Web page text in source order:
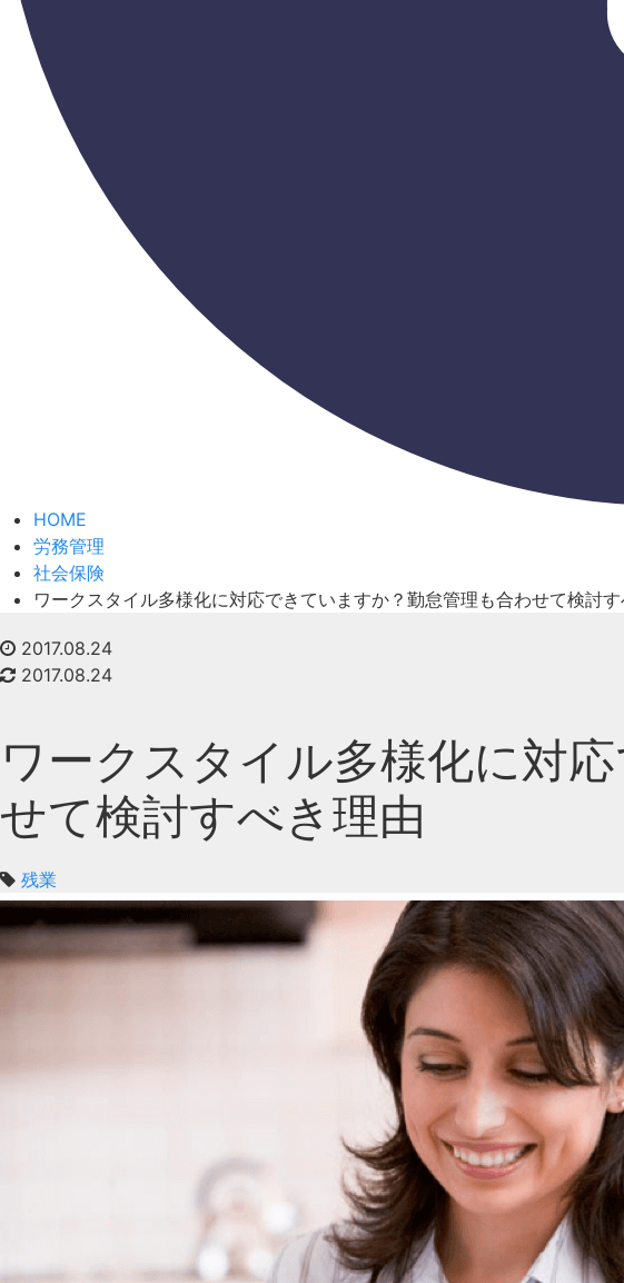
HOME
労務管理
社会保険
ワークスタイル多様化に対応できていますか？勤怠管理も合わせて検討
2017.08.24
2017.08.24
ワークスタイル多様化に対
せて検討すべき理由
残業